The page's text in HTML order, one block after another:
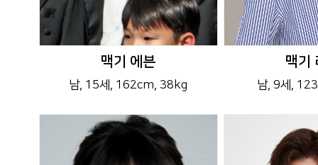
맥기 에븐
남, 15세 , 162cm, 38kg
맥기
남, 9세 ,